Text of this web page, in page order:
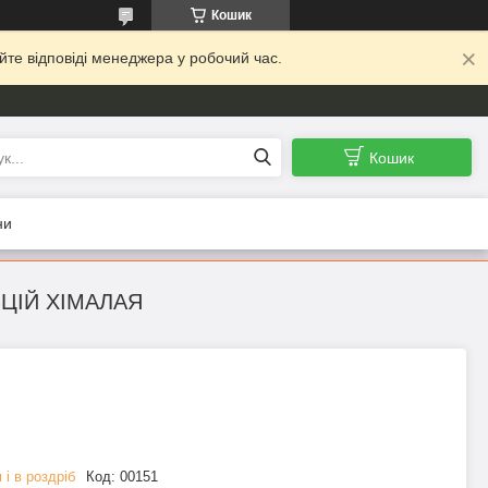
Кошик
відповіді менеджера у робочий час.
Кошик
ХІМАЛАЯ
в роздріб Код: 00151